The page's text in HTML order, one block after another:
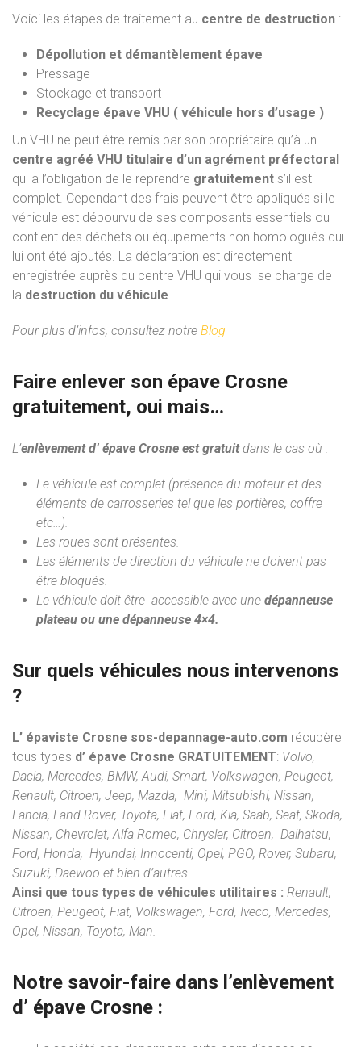
Voici les étapes de traitement au centre de destruction :
Dépollution et démantèlement épave
Pressage
Stockage et transport
Recyclage épave VHU ( véhicule hors d’usage )
Un VHU ne peut être remis par son propriétaire qu’à un
centre agréé VHU titulaire d’un agrément préfectoral
qui a l’obligation de le reprendre gratuitement s’il est
complet. Cependant des frais peuvent être appliqués si le
véhicule est dépourvu de ses composants essentiels ou
contient des déchets ou équipements non homologués qui
lui ont été ajoutés. La déclaration est directement
enregistrée auprès du centre VHU qui vous se charge de
la destruction du véhicule.
Pour plus d’infos, consultez notre Blog
Faire enlever son épave Crosne
gratuitement, oui mais…
L’enlèvement d’ épave Crosne est gratuitdans le cas où :
Le véhicule est complet (présence du moteur et des
éléments de carrosseries tel que les portières, coffre
etc…).
Les roues sont présentes.
Les éléments de direction du véhicule ne doivent pas
être bloqués.
Le véhicule doit être accessible avec une dépanneuse
plateau ou une dépanneuse 4×4.
Sur quels véhicules nous intervenons
?
L’ épaviste Crosne sos-depannage-auto.com récupère
tous types d’ épave Crosne GRATUITEMENT: Volvo,
Dacia, Mercedes, BMW, Audi, Smart, Volkswagen, Peugeot,
Renault, Citroen, Jeep, Mazda, Mini, Mitsubishi, Nissan,
Lancia, Land Rover, Toyota, Fiat, Ford, Kia, Saab, Seat, Skoda,
Nissan, Chevrolet, Alfa Romeo, Chrysler, Citroen, Daihatsu,
Ford, Honda, Hyundai, Innocenti, Opel, PGO, Rover, Subaru,
Suzuki, Daewoo et bien d’autres…
Ainsi que tous types de véhicules utilitaires : Renault,
Citroen, Peugeot, Fiat, Volkswagen, Ford, Iveco, Mercedes,
Opel, Nissan, Toyota, Man.
Notre savoir-faire dans l’enlèvement
d’ épave Crosne :